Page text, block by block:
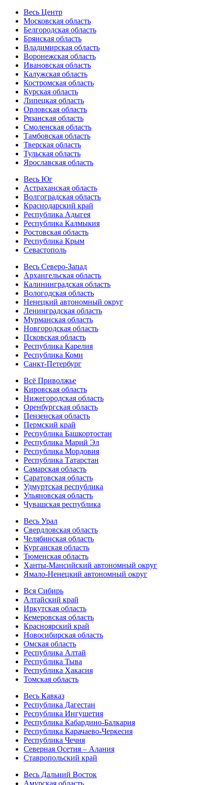
Весь Центр
Московская область
Белгородская область
Брянская область
Владимирская область
Воронежская область
Ивановская область
Калужская область
Костромская область
Курская область
Липецкая область
Орловская область
Рязанская область
Смоленская область
Тамбовская область
Тверская область
Тульская область
Ярославская область
Весь Юг
Астраханская область
Волгоградская область
Краснодарский край
Республика Адыгея
Республика Калмыкия
Ростовская область
Республика Крым
Севастополь
Весь Северо-Запад
Архангельская область
Калининградская область
Вологодская область
Ненецкий автономный округ
Ленинградская область
Мурманская область
Новгородская область
Псковская область
Республика Карелия
Республика Коми
Санкт-Петербург
Всё Приволжье
Кировская область
Нижегородская область
Оренбургская область
Пензенская область
Пермский край
Республика Башкортостан
Республика Марий Эл
Республика Мордовия
Республика Татарстан
Самарская область
Саратовская область
Удмуртская республика
Ульяновская область
Чувашская республика
Весь Урал
Свердловская область
Челябинская область
Курганская область
Тюменская область
Ханты-Мансийский автономный округ
Ямало-Ненецкий автономный округ
Вся Сибирь
Алтайский край
Иркутская область
Кемеровская область
Красноярский край
Новосибирская область
Омская область
Республика Алтай
Республика Тыва
Республика Хакасия
Томская область
Весь Кавказ
Республика Дагестан
Республика Ингушетия
Республика Кабардино-Балкария
Республика Карачаево-Черкесия
Республика Чечня
Северная Осетия – Алания
Ставропольский край
Весь Дальний Восток
Амурская область